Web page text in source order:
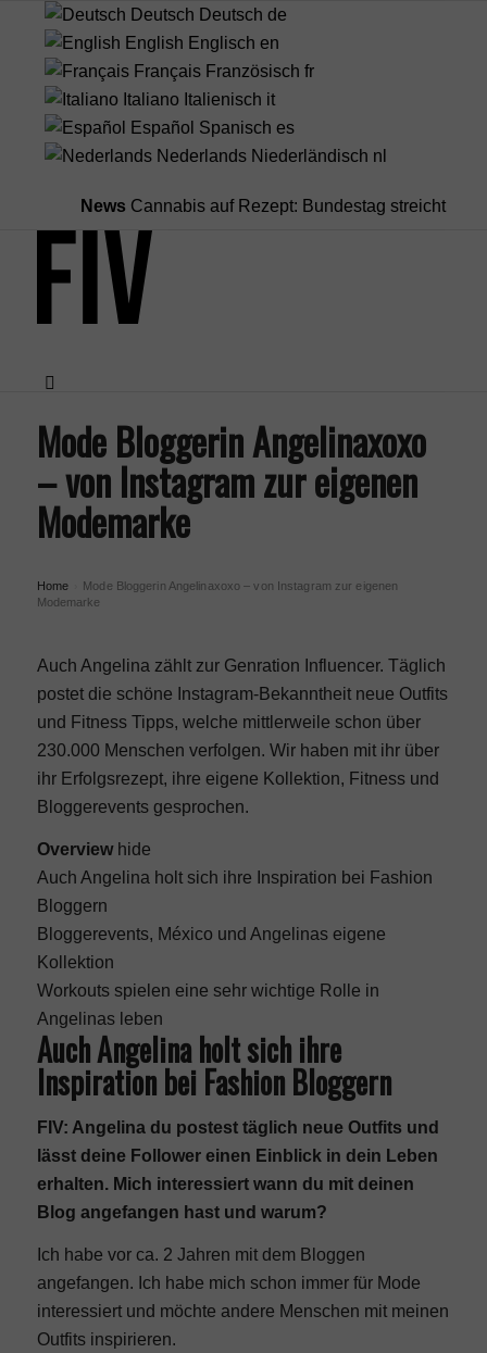
Deutsch Deutsch de
English Englisch en
Français Französisch fr
Italiano Italienisch it
Español Spanisch es
Nederlands Niederländisch nl
News Cannabis auf Rezept: Bundestag streicht
Menü
Mode Bloggerin Angelinaxoxo
– von Instagram zur eigenen
Modemarke
Home
Mode Bloggerin Angelinaxoxo – von Instagram zur eigenen
Modemarke
Auch Angelina zählt zur Genration Influencer. Täglich
postet die schöne Instagram-Bekanntheit neue Outfits
und Fitness Tipps, welche mittlerweile schon über
230.000 Menschen verfolgen. Wir haben mit ihr über
ihr Erfolgsrezept, ihre eigene Kollektion, Fitness und
Bloggerevents gesprochen.
Overview hide
Auch Angelina holt sich ihre Inspiration bei Fashion
Bloggern
Bloggerevents, México und Angelinas eigene
Kollektion
Workouts spielen eine sehr wichtige Rolle in
Angelinas leben
Auch Angelina holt sich ihre
Inspiration bei Fashion Bloggern
FIV: Angelina du postest täglich neue Outfits und
lässt deine Follower einen Einblick in dein Leben
erhalten. Mich interessiert wann du mit deinen
Blog angefangen hast und warum?
Ich habe vor ca. 2 Jahren mit dem Bloggen
angefangen. Ich habe mich schon immer für Mode
interessiert und möchte andere Menschen mit meinen
Outfits inspirieren.